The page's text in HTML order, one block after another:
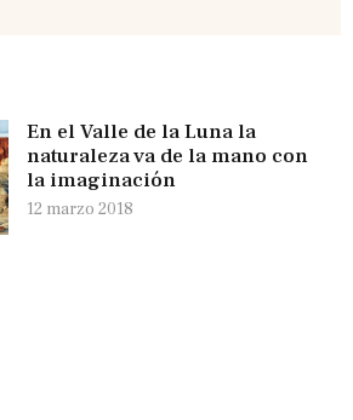
En el Valle de la Luna la
naturaleza va de la mano con
la imaginación
12 marzo 2018